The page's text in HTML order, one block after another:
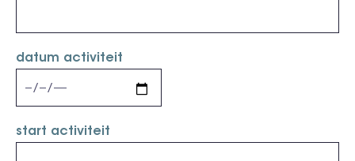
datum activiteit
start activiteit